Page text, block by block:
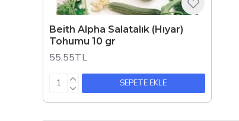
Beith Alpha Salatalık (Hıyar)
Tohumu 10 gr
55,55TL
SEPETE EKLE